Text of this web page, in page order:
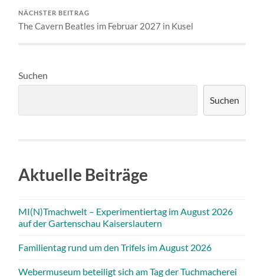
NÄCHSTER BEITRAG
The Cavern Beatles im Februar 2027 in Kusel
Suchen
Suchen
Aktuelle Beiträge
MI(N)Tmachwelt – Experimentiertag im August 2026
auf der Gartenschau Kaiserslautern
Familientag rund um den Trifels im August 2026
Webermuseum beteiligt sich am Tag der Tuchmacherei